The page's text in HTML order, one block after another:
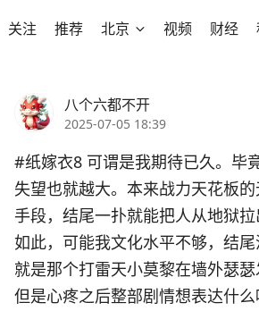
关注 推荐 北京 视频 财经
八个六都不开
2025-07-05 18:39
#纸嫁衣8 可谓是我期待已久。毕
失望也就越大。本来战力天花板
手段，结尾一扑就能把人从地狱
如此，可能我文化水平不够，结
就是那个打雷天小莫黎在墙外瑟
但是心疼之后整部剧情想表达什